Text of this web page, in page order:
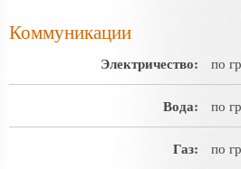
Коммуникации
Электричество: по
Вода: по
Газ: по